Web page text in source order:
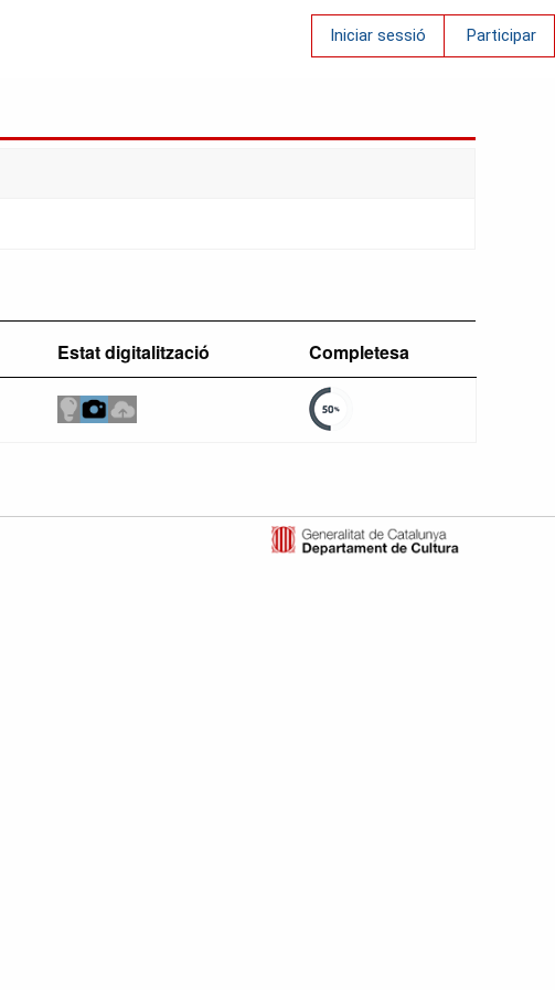
Iniciar sessió Participar
Estat digitalització Completesa